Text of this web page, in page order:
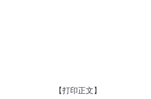
【打印正文】